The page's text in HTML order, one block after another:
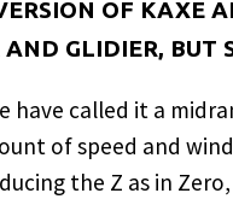
OF KAXE
AND GLIDIER,
have called it a
of speed and
the Z as in